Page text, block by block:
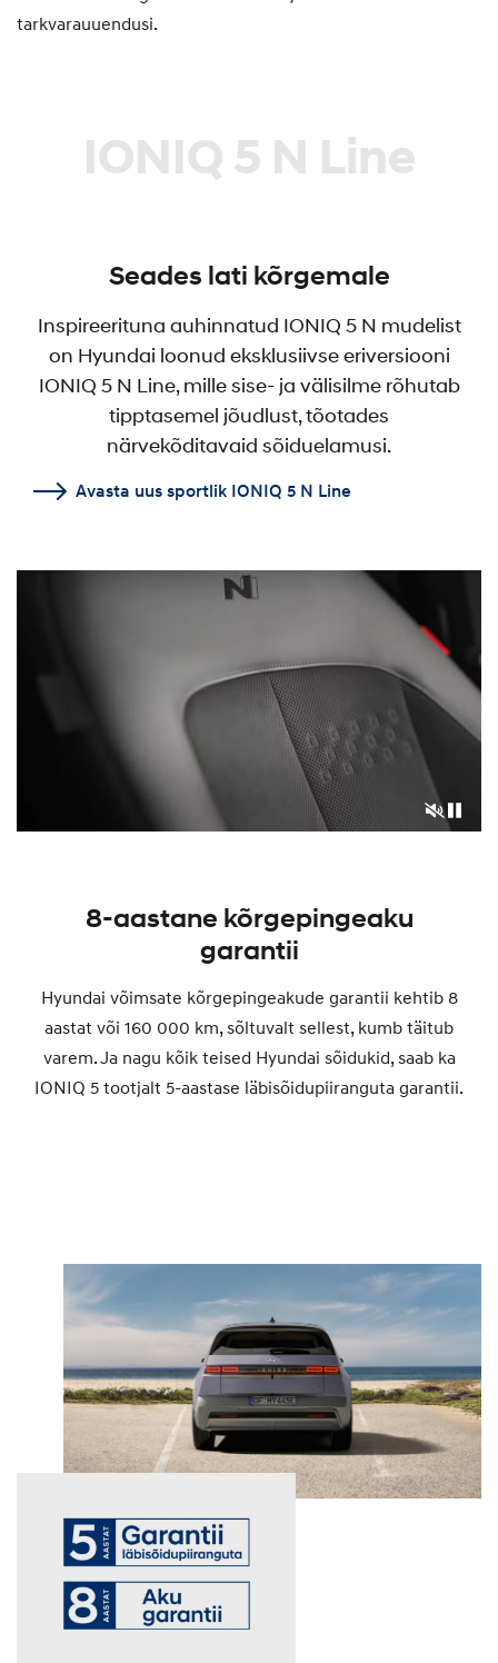
tarkvarauuendusi.
IONIQ 5 N Line
Seades lati kõrgemale
Inspireerituna auhinnatud IONIQ 5 N mudelist
on Hyundai loonud eksklusiivse eriversiooni
IONIQ 5 N Line, mille sise- ja välisilme rõhutab
tipptasemel jõudlust, tõotades
närvekõditavaid sõiduelamusi.
Avasta uus sportlik IONIQ 5 N Line
8-aastane kõrgepingeaku
garantii
Hyundai võimsate kõrgepingeakude garantii kehtib 8
aastat või 160 000 km, sõltuvalt sellest, kumb täitub
varem. Ja nagu kõik teised Hyundai sõidukid, saab ka
IONIQ 5 tootjalt 5-aastase läbisõidupiiranguta garantii.